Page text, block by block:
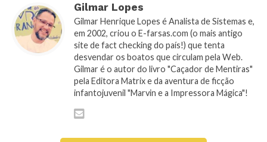
Gilmar Lopes
Gilmar Henrique Lopes é Analista de Sistemas e,
em 2002, criou o E-farsas.com (o mais antigo
site de fact checking do país!) que tenta
desvendar os boatos que circulam pela Web.
Gilmar é o autor do livro "Caçador de Mentiras"
pela Editora Matrix e da aventura de ficção
infantojuvenil "Marvin e a Impressora Mágica"!